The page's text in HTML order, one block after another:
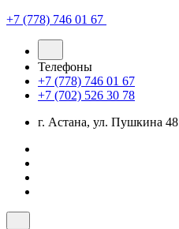
+7 (778) 746 01 67
Телефоны
+7 (778) 746 01 67
+7 (702) 526 30 78
г. Астана, ул. Пушкина 48